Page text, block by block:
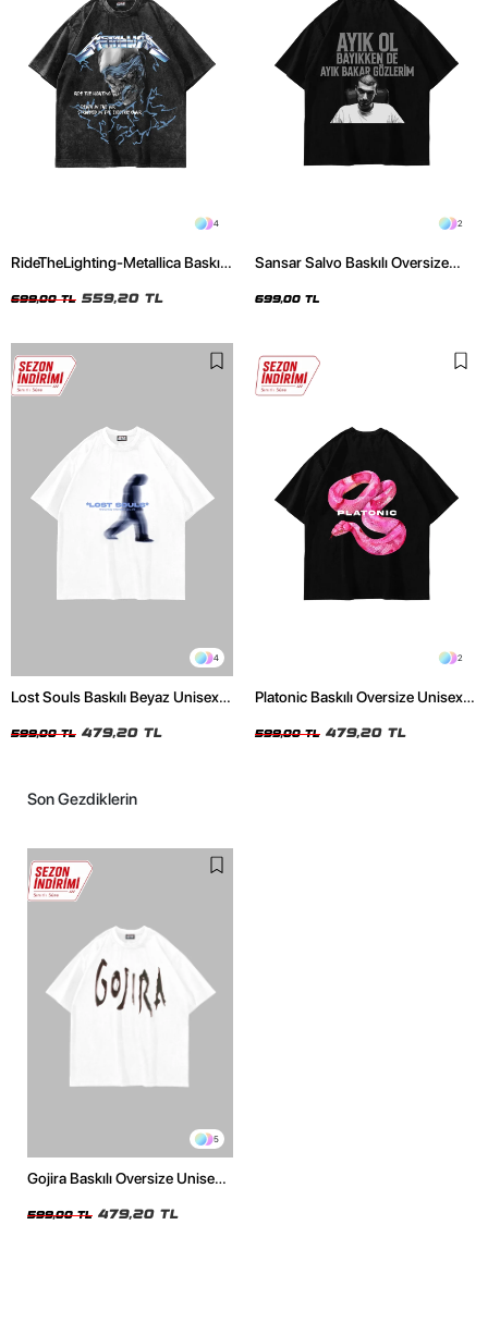
4
RideTheLighting-Metallica Baskılı
Tshirt
699,00 TL 559,20 TL
2
Sansar Salvo Baskılı Oversize
699,00 TL
4
Lost Souls Baskılı Beyaz Unisex
599,00 TL 479,20 TL
2
Platonic Baskılı Oversize Unisex
599,00 TL 479,20 TL
Son Gezdiklerin
5
Gojira Baskılı Oversize Unisex
599,00 TL 479,20 TL